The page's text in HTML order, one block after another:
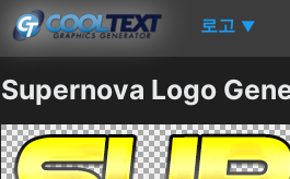
로고 ▼
Supernova Logo